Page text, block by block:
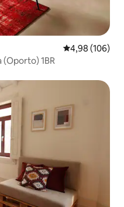
Prosječna
4,98 (106)
1BR